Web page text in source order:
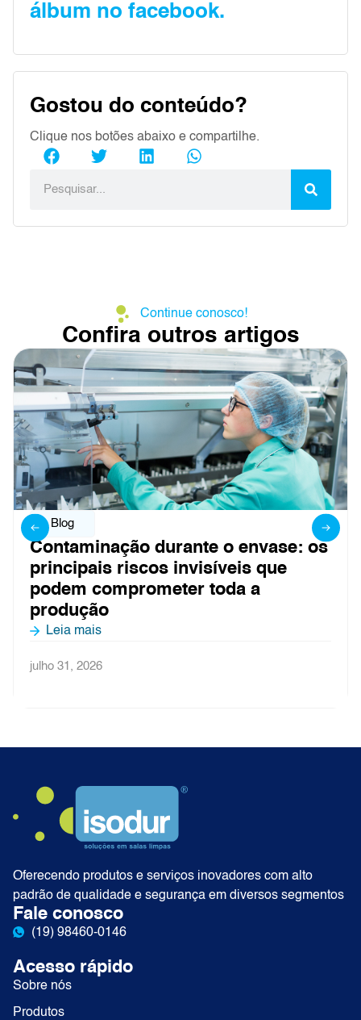
álbum no facebook.
Gostou do conteúdo?
Clique nos botões abaixo e compartilhe.
Continue conosco!
Confira outros artigos
Blog
Contaminação durante o envase: os
principais riscos invisíveis que
podem comprometer toda a
produção
Leia mais
julho 31, 2026
Oferecendo produtos e serviços inovadores com alto
padrão de qualidade e segurança em diversos segmentos
Fale conosco
(19) 98460-0146
Acesso rápido
Sobre nós
Produtos